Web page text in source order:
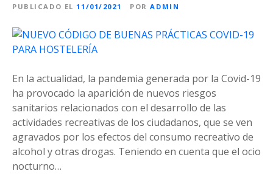
PUBLICADO EL 11/01/2021 POR ADMIN
En la actualidad, la pandemia generada por la Covid-19
ha provocado la aparición de nuevos riesgos
sanitarios relacionados con el desarrollo de las
actividades recreativas de los ciudadanos, que se ven
agravados por los efectos del consumo recreativo de
alcohol y otras drogas. Teniendo en cuenta que el ocio
nocturno…